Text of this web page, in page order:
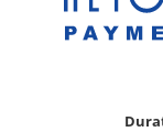
Accesorii
Module